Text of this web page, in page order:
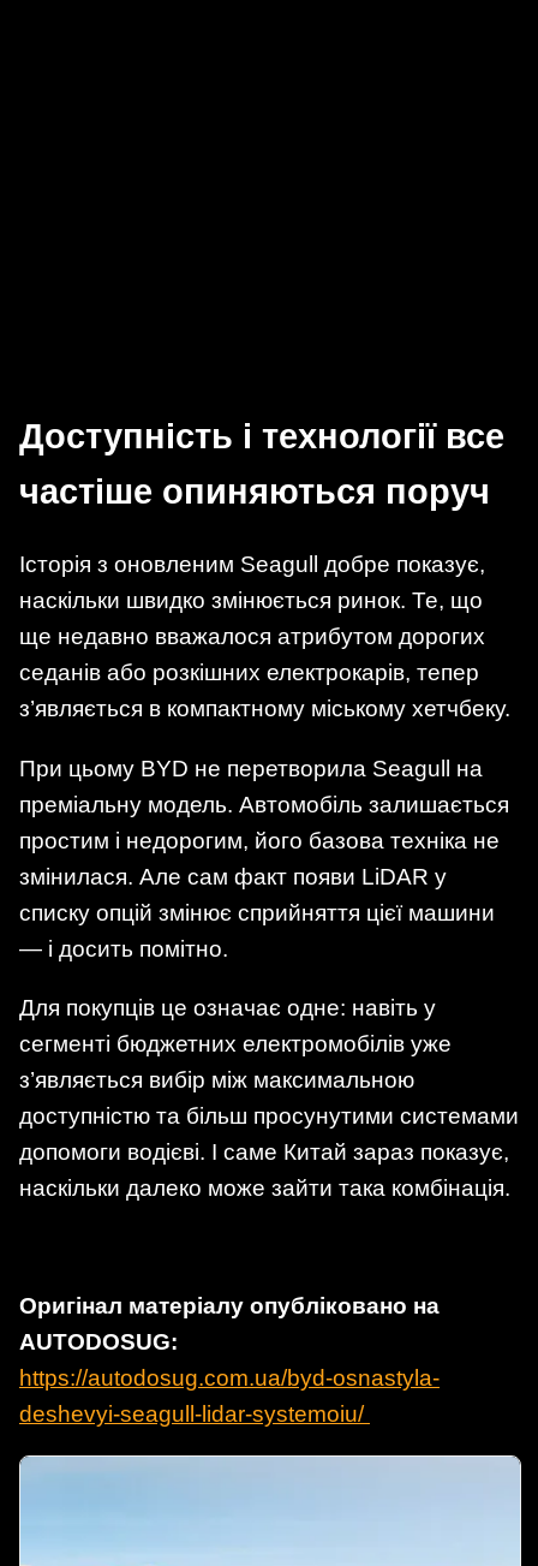
Доступність і технології все
частіше опиняються поруч
Історія з оновленим Seagull добре показує,
наскільки швидко змінюється ринок. Те, що
ще недавно вважалося атрибутом дорогих
седанів або розкішних електрокарів, тепер
з’являється в компактному міському хетчбеку.
При цьому BYD не перетворила Seagull на
преміальну модель. Автомобіль залишається
простим і недорогим, його базова техніка не
змінилася. Але сам факт появи LiDAR у
списку опцій змінює сприйняття цієї машини
— і досить помітно.
Для покупців це означає одне: навіть у
сегменті бюджетних електромобілів уже
з’являється вибір між максимальною
доступністю та більш просунутими системами
допомоги водієві. І саме Китай зараз показує,
наскільки далеко може зайти така комбінація.
Оригінал матеріалу опубліковано на
AUTODOSUG:
https://autodosug.com.ua/byd-osnastyla-
deshevyi-seagull-lidar-systemoiu/